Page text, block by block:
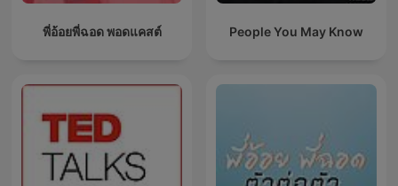
พี่อ้อยพี่ฉอด พอดแคสต์ People You May Know